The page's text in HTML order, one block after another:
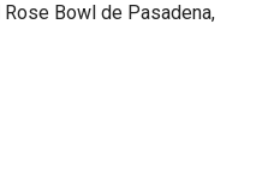
Bowl de Pasadena,